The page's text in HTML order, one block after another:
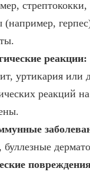
(например,
реакции:
уртикария или
реакций
буллезные